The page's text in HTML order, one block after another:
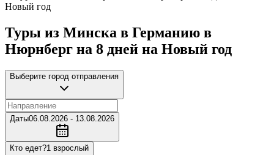
Туры из Минска в Германию в
Нюрнберг на 8 дней на Новый год
Выберите город отправления
Даты06.08.2026 - 13.08.2026
Кто едет?1 взрослый